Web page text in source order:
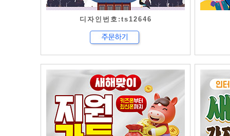
디자인번호:ts12646